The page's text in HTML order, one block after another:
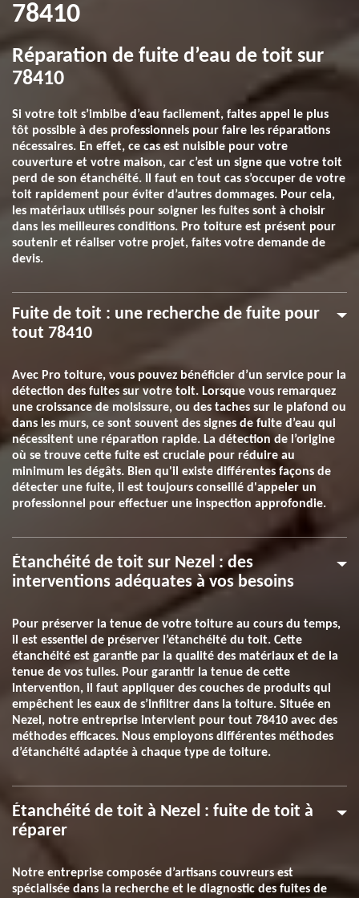
78410
Réparation de fuite d’eau de toit sur
78410
Si votre toit s’imbibe d’eau facilement, faites appel le plus
tôt possible à des professionnels pour faire les réparations
nécessaires. En effet, ce cas est nuisible pour votre
couverture et votre maison, car c’est un signe que votre toit
perd de son étanchéité. Il faut en tout cas s’occuper de votre
toit rapidement pour éviter d’autres dommages. Pour cela,
les matériaux utilisés pour soigner les fuites sont à choisir
dans les meilleures conditions. Pro toiture est présent pour
soutenir et réaliser votre projet, faites votre demande de
devis.
Fuite de toit : une recherche de fuite pour
tout 78410
Avec Pro toiture, vous pouvez bénéficier d’un service pour la
détection des fuites sur votre toit. Lorsque vous remarquez
une croissance de moisissure, ou des taches sur le plafond ou
dans les murs, ce sont souvent des signes de fuite d’eau qui
nécessitent une réparation rapide. La détection de l’origine
où se trouve cette fuite est cruciale pour réduire au
minimum les dégâts. Bien qu'il existe différentes façons de
détecter une fuite, il est toujours conseillé d'appeler un
professionnel pour effectuer une inspection approfondie.
Étanchéité de toit sur Nezel : des
interventions adéquates à vos besoins
Pour préserver la tenue de votre toiture au cours du temps,
il est essentiel de préserver l’étanchéité du toit. Cette
étanchéité est garantie par la qualité des matériaux et de la
tenue de vos tuiles. Pour garantir la tenue de cette
intervention, il faut appliquer des couches de produits qui
empêchent les eaux de s’infiltrer dans la toiture. Située en
Nezel, notre entreprise intervient pour tout 78410 avec des
méthodes efficaces. Nous employons différentes méthodes
d’étanchéité adaptée à chaque type de toiture.
Étanchéité de toit à Nezel : fuite de toit à
réparer
Notre entreprise composée d’artisans couvreurs est
spécialisée dans la recherche et le diagnostic des fuites de